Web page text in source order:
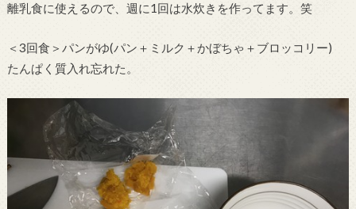
離乳食に使えるので、週に1回は水炊きを作ってます。笑
＜3回食＞パンがゆ(パン＋ミルク＋かぼちゃ＋ブロッコリー)
たんぱく質入れ忘れた。